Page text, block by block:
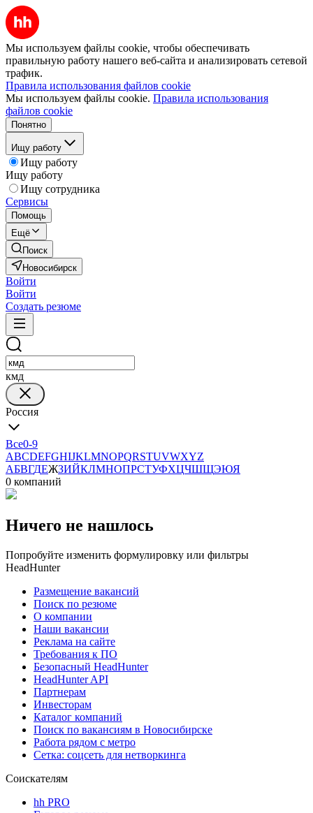
Мы используем файлы cookie, чтобы обеспечивать
правильную работу нашего веб-сайта и анализировать сетевой
трафик.
Правила использования файлов cookie
Мы используем файлы cookie. Правила использования
файлов cookie
Понятно
Ищу работу
Ищу работу
Ищу работу
Ищу сотрудника
Сервисы
Помощь
Ещё
Поиск
Новосибирск
Войти
Войти
Создать резюме
кмд
Россия
Все0-9
ABCDEFGHIJKLMNOPQRSTUVWXYZ
АБВГДЕЖЗИЙКЛМНОПРСТУФХЦЧШЩЭЮЯ
0 компаний
Ничего не нашлось
Попробуйте изменить формулировку или фильтры
HeadHunter
Размещение вакансий
Поиск по резюме
О компании
Наши вакансии
Реклама на сайте
Требования к ПО
Безопасный HeadHunter
HeadHunter API
Партнерам
Инвесторам
Каталог компаний
Поиск по вакансиям в Новосибирске
Работа рядом с метро
Сетка: соцсеть для нетворкинга
Соискателям
hh PRO